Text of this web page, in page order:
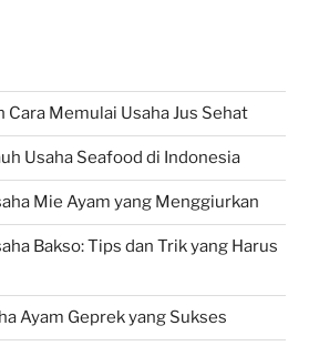
Cara Memulai Usaha Jus Sehat
Usaha Seafood di Indonesia
Mie Ayam yang Menggiurkan
Bakso: Tips dan Trik yang Harus
Ayam Geprek yang Sukses